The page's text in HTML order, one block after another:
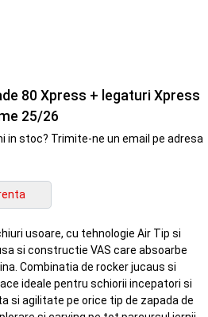
80 Xpress + legaturi Xpress
25/26
in stoc? Trimite-ne un email pe adresa
usoare, cu tehnologie Air Tip si
si constructie VAS care absoarbe
Combinatia de rocker jucaus si
ideale pentru schiorii incepatori si
si agilitate pe orice tip de zapada de